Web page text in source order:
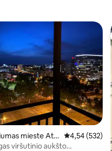
iš 5, atsiliepimų: 30
mieste Atla Vidutinis
4,54 (532)
viršutinio aukšto